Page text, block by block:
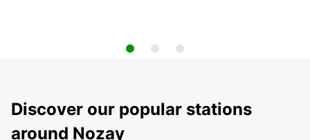
Discover our popular stations
around Nozay